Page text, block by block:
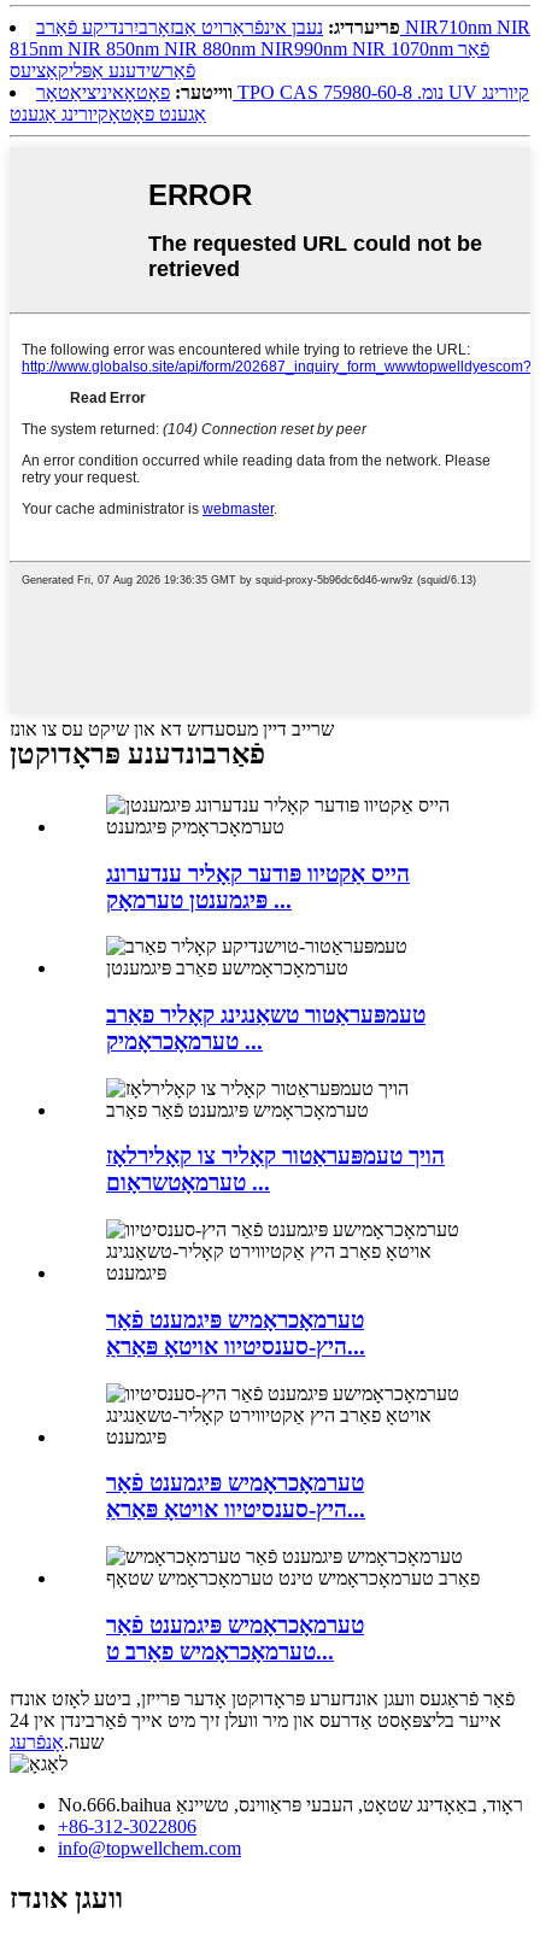
פריערדיג: נעבן אינפֿראַרויט אַבזאָרביִרנדיקע פֿאַרב NIR710nm NIR
815nm NIR 850nm NIR 880nm NIR990nm NIR 1070nm פֿאַר
פֿאַרשידענע אַפּליקאַציעס
ווייטער: פאָטאָאיניציאַטאָר TPO CAS נומ. 75980-60-8 UV קיורינג
אַגענט פאָטאָקיורינג אַגענט
שרייב דיין מעסעדזש דא און שיקט עס צו אונז
פֿאַרבונדענע פּראָדוקטן
הייס אַקטיוו פּודער קאָליר ענדערונג
פּיגמענטן טערמאָק ...
טעמפּעראַטור טשאַנגינג קאָליר פאַרב
טערמאָכראָמיק ...
הויך טעמפּעראַטור קאָליר צו קאָלירלאָז
טערמאָטשראָום ...
טערמאָכראָמיש פּיגמענט פֿאַר
היץ-סענסיטיוו אויטאָ פּאַראַ...
טערמאָכראָמיש פּיגמענט פֿאַר
היץ-סענסיטיוו אויטאָ פּאַראַ...
טערמאָכראָמיש פּיגמענט פֿאַר
טערמאָכראָמיש פאַרב ט...
פֿאַר פֿראַגעס וועגן אונדזערע פּראָדוקטן אָדער פּרייזן, ביטע לאָזט אונדז
אייער בליצפּאָסט אַדרעס און מיר וועלן זיך מיט אייך פֿאַרבינדן אין 24
שעה.אָנפֿרעג
No.666.baihua ראָוד, באַאָדינג שטאָט, העבעי פּראַווינס, טשיינאַ
+86-312-3022806
info@topwellchem.com
וועגן אונדז